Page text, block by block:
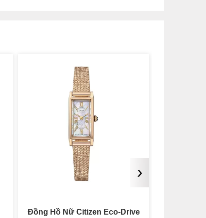
Đồng Hồ Nữ Citizen L Eco-
›